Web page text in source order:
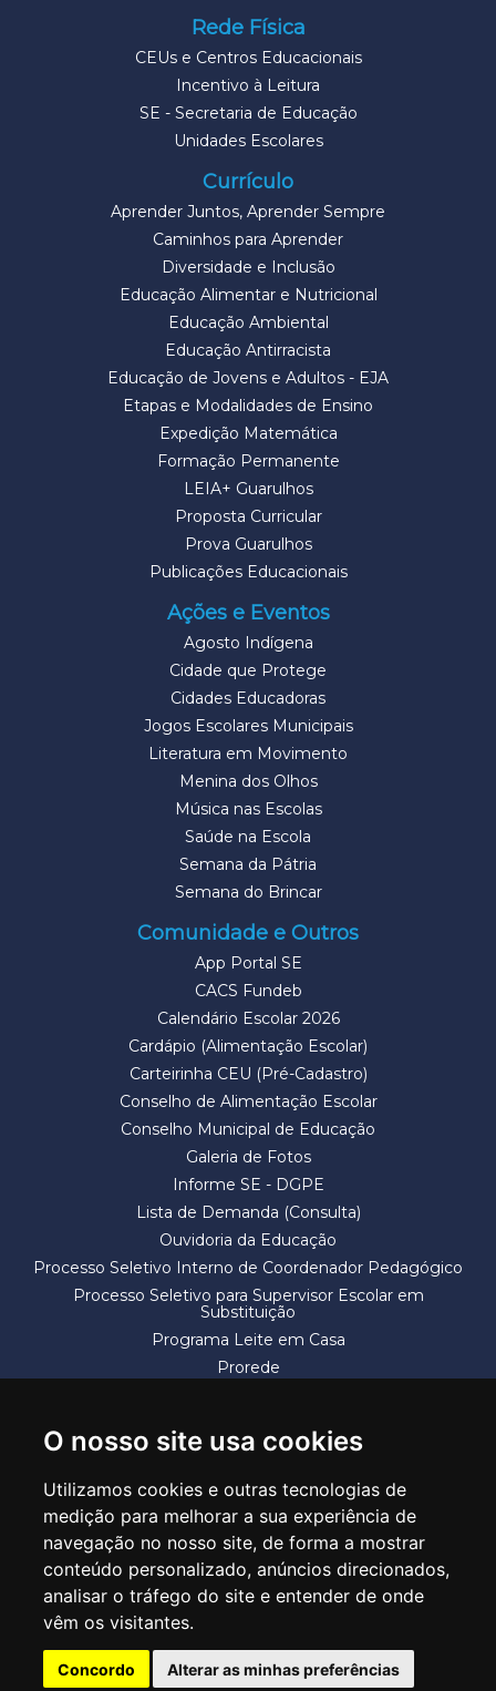
O nosso site usa cookies
Utilizamos cookies e outras tecnologias de
medição para melhorar a sua experiência de
navegação no nosso site, de forma a mostrar
conteúdo personalizado, anúncios direcionados,
analisar o tráfego do site e entender de onde
vêm os visitantes.
Concordo Alterar as minhas preferências
Rede Física
CEUs e Centros Educacionais
Incentivo à Leitura
SE - Secretaria de Educação
Unidades Escolares
Currículo
Aprender Juntos, Aprender Sempre
Caminhos para Aprender
Diversidade e Inclusão
Educação Alimentar e Nutricional
Educação Ambiental
Educação Antirracista
Educação de Jovens e Adultos - EJA
Etapas e Modalidades de Ensino
Expedição Matemática
Formação Permanente
LEIA+ Guarulhos
Proposta Curricular
Prova Guarulhos
Publicações Educacionais
Ações e Eventos
Agosto Indígena
Cidade que Protege
Cidades Educadoras
Jogos Escolares Municipais
Literatura em Movimento
Menina dos Olhos
Música nas Escolas
Saúde na Escola
Semana da Pátria
Semana do Brincar
Comunidade e Outros
App Portal SE
CACS Fundeb
Calendário Escolar 2026
Cardápio (Alimentação Escolar)
Carteirinha CEU (Pré-Cadastro)
Conselho de Alimentação Escolar
Conselho Municipal de Educação
Galeria de Fotos
Informe SE - DGPE
Lista de Demanda (Consulta)
Ouvidoria da Educação
Processo Seletivo Interno de Coordenador Pedagógico
Processo Seletivo para Supervisor Escolar em
Substituição
Programa Leite em Casa
Prorede
SECRETARIA DE EDUCAÇÃO
Rua Claudino Barbosa, 313 - Macedo - Guarulhos/SP CEP 07113-040
Central de Atendimento: *55 11 2475-7300